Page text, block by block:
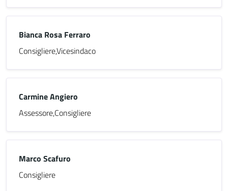
Bianca Rosa Ferraro
Consigliere,Vicesindaco
Carmine Angiero
Assessore,Consigliere
Marco Scafuro
Consigliere